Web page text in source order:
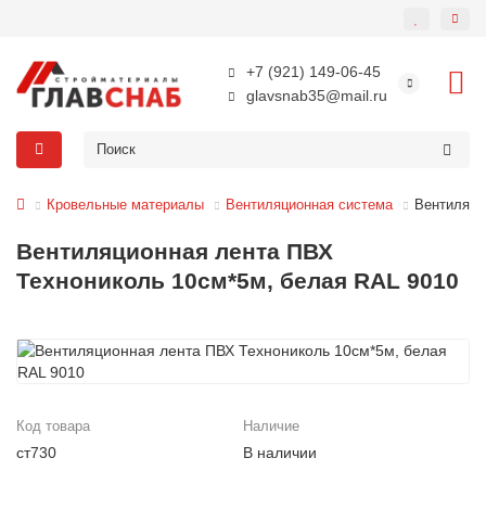
+7 (921) 149-06-45
glavsnab35@mail.ru
Кровельные материалы Вентиляционная система
Вентиляционная лента ПВХ
Технониколь 10см*5м, белая RAL 9010
Код товара
ст730
Наличие
В наличии